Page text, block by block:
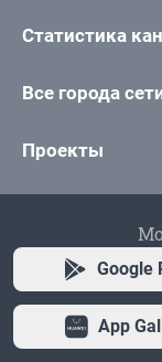
Статистика
Все города
Проекты
Google
App